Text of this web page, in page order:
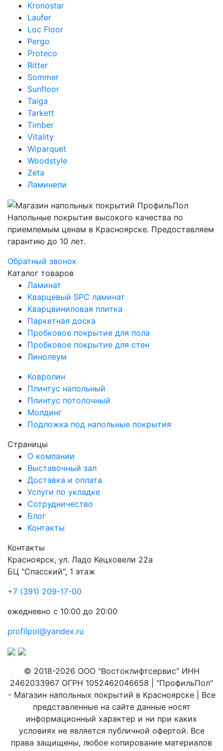
Kronostar
Laufer
Loc Floor
Pergo
Proteco
Ritter
Sommer
Sunfloor
Taiga
Tarkett
Timber
Vitality
Wiparquet
Woodstyle
Zeta
Ламинели
Напольные покрытия высокого качества по
приемлемым ценам в Красноярске. Предоставляем
гарантию до 10 лет.
Обратный звонок
Каталог товаров
Ламинат
Кварцевый SPC ламинат
Кварцвиниловая плитка
Паркетная доска
Пробковое покрытие для пола
Пробковое покрытие для стен
Линолеум
Ковролин
Плинтус напольный
Плинтус потолочный
Молдинг
Подложка под напольные покрытия
Страницы
О компании
Выставочный зал
Доставка и оплата
Услуги по укладке
Сотрудничество
Блог
Контакты
Контакты
Красноярск, ул. Ладо Кецховели 22а
БЦ "Спасский", 1 этаж
+7 (391) 209-17-00
ежедневно с 10:00 до 20:00
profilpol@yandex.ru
© 2018-2026 ООО "Востоклифтсервис" ИНН
2462033967 ОГРН 1052462046658 | "ПрофильПол"
- Магазин напольных покрытий в Красноярске | Все
представленные на сайте данные носят
информационный характер и ни при каких
условиях не является публичной офертой. Все
права защищены, любое копирование материалов